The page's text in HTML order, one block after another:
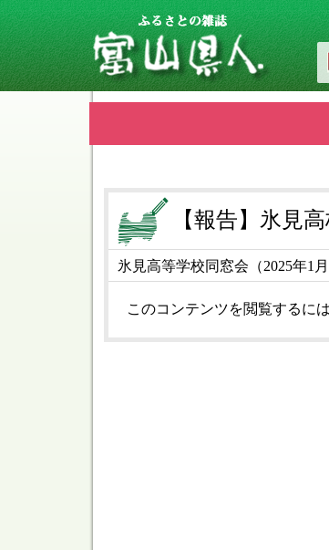
【報告】氷見
氷見高等学校同窓会（2025年1
このコンテンツを閲覧するに